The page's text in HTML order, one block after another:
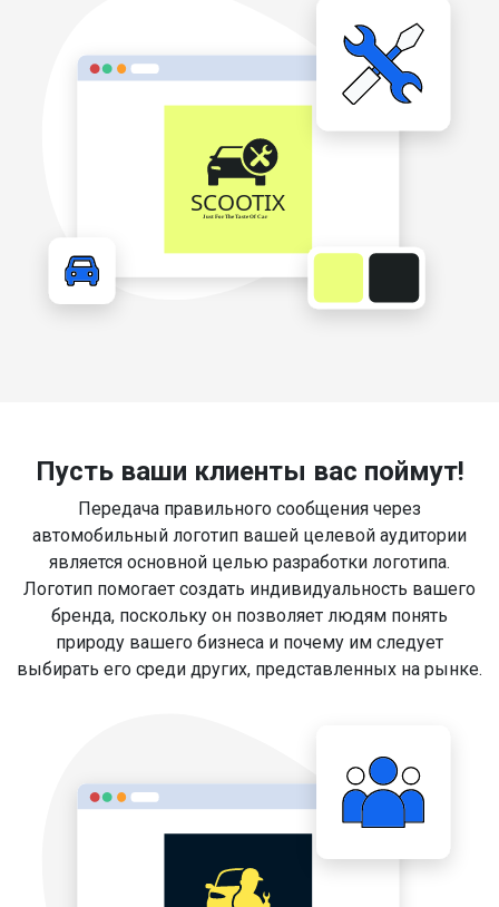
Пусть ваши клиенты вас поймут!
Передача правильного сообщения через
автомобильный логотип вашей целевой аудитории
является основной целью разработки логотипа.
Логотип помогает создать индивидуальность вашего
бренда, поскольку он позволяет людям понять
природу вашего бизнеса и почему им следует
выбирать его среди других, представленных на рынке.